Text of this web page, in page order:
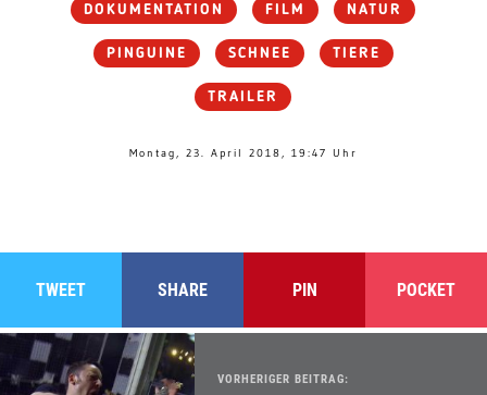
DOKUMENTATION FILM NATUR
PINGUINE SCHNEE TIERE
TRAILER
Montag, 23. April 2018, 19:47 Uhr
TWEET SHARE PIN POCKET
VORHERIGER BEITRAG: